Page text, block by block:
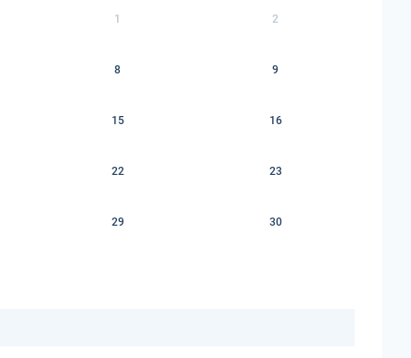
1 2
8 9
15 16
22 23
29 30